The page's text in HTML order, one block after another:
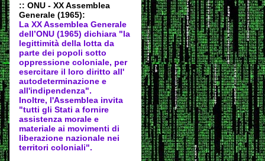
:: ONU - XX Assemblea
Generale (1965):
La XX Assemblea Generale
dell’ONU (1965) dichiara "la
legittimità della lotta da
parte dei popoli sotto
oppressione coloniale, per
esercitare il loro diritto all'
autodeterminazione e
all'indipendenza".
Inoltre, l'Assemblea invita
"tutti gli Stati a fornire
assistenza morale e
materiale ai movimenti di
liberazione nazionale nei
territori coloniali".